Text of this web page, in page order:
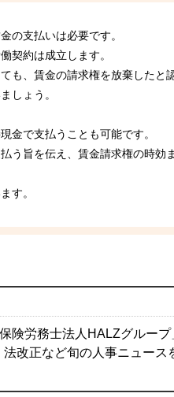
の支払いは必要です。
契約は成立します。
も、賃金の請求権を放棄したと
しょう。
金で支払うことも可能です。
う旨を伝え、賃金請求権の時効
す。
険労務士法人HALZグルー
改正など旬の人事ニュース